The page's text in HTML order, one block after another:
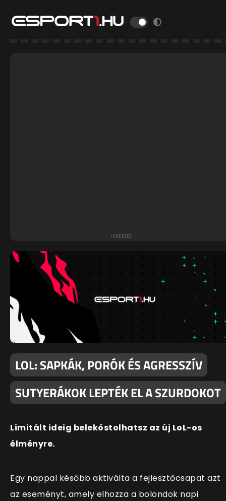
LOL: SAPKÁK, PORÓK ÉS AGRESSZÍV
SUTYERÁKOK LEPTÉK EL A SZURDOKOT
Limitált ideig belekóstolhatsz az új LoL-os
élményre.
Egy nappal később aktiválta a fejlesztőcsapat azt
az eseményt, amely elhozza a bolondok napi